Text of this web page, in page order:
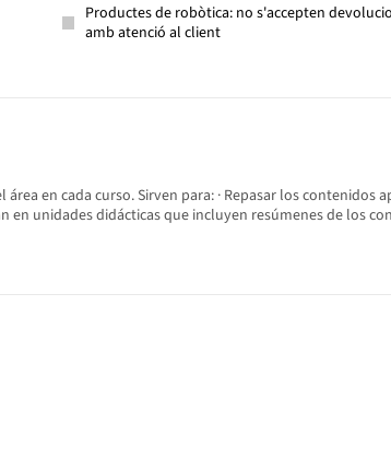
Productes de robòtica: no s'accepten
amb atenció al client
en cada curso. Sirven para: · Repasar los contenidos
en unidades didácticas que incluyen resúmenes de los